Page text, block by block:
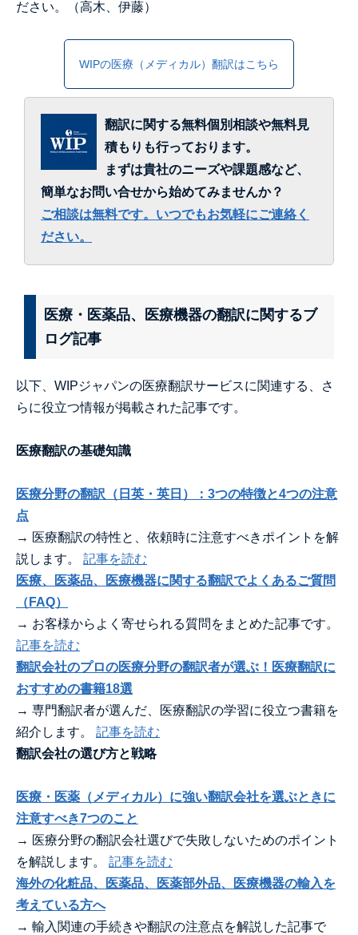
ださい。（高木、伊藤）
WIPの医療（メディカル）翻訳はこちら
翻訳に関する無料個別相談や無料見
積もりも行っております。
まずは貴社のニーズや課題感など、
簡単なお問い合せから始めてみませんか？
ご相談は無料です。いつでもお気軽にご連絡く
ださい。
医療・医薬品、医療機器の翻訳に関するブ
ログ記事
以下、WIPジャパンの医療翻訳サービスに関連する、さ
らに役立つ情報が掲載された記事です。
医療翻訳の基礎知識
医療分野の翻訳（日英・英日）：3つの特徴と4つの注意
点
→ 医療翻訳の特性と、依頼時に注意すべきポイントを解
説します。 記事を読む
医療、医薬品、医療機器に関する翻訳でよくあるご質問
（FAQ）
→ お客様からよく寄せられる質問をまとめた記事です。
記事を読む
翻訳会社のプロの医療分野の翻訳者が選ぶ！医療翻訳に
おすすめの書籍18選
→ 専門翻訳者が選んだ、医療翻訳の学習に役立つ書籍を
紹介します。 記事を読む
翻訳会社の選び方と戦略
医療・医薬（メディカル）に強い翻訳会社を選ぶときに
注意すべき7つのこと
→ 医療分野の翻訳会社選びで失敗しないためのポイント
を解説します。 記事を読む
海外の化粧品、医薬品、医薬部外品、医療機器の輸入を
考えている方へ
→ 輸入関連の手続きや翻訳の注意点を解説した記事で